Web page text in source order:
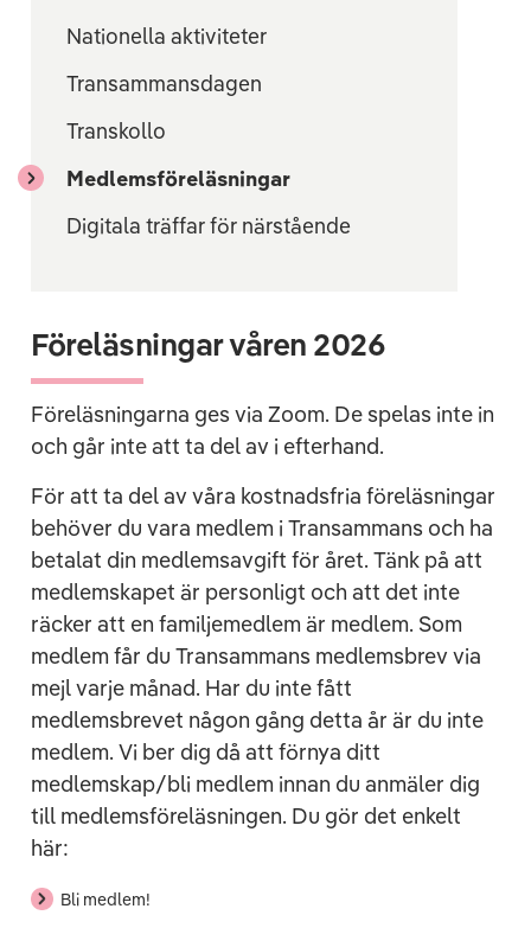
Föreläsningar våren 2026
Föreläsningarna ges via Zoom. De spelas inte in
och går inte att ta del av i efterhand.
För att ta del av våra kostnadsfria föreläsningar
behöver du vara medlem i Transammans och ha
betalat din medlemsavgift för året. Tänk på att
medlemskapet är personligt och att det inte
räcker att en familjemedlem är medlem. Som
medlem får du Transammans medlemsbrev via
mejl varje månad. Har du inte fått
medlemsbrevet någon gång detta år är du inte
medlem. Vi ber dig då att förnya ditt
medlemskap/bli medlem innan du anmäler dig
till medlemsföreläsningen. Du gör det enkelt
här:
Bli medlem!
Nationella aktiviteter
Transammansdagen
Transkollo
Medlems­föreläsningar
Digitala träffar för närstående